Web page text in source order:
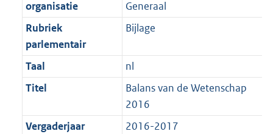
t
b
organisatie
Generaal
Rubriek
parlementair
Bijlage
Taal
nl
Titel
Balans van de Wetenschap
2016
Vergaderjaar
2016-2017